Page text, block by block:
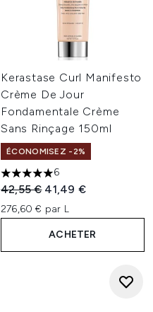
Kerastase Curl Manifesto
Crème De Jour
Fondamentale Crème
Sans Rinçage 150ml
ÉCONOMISEZ -2%
5 étoiles sur un maximum de
6
Prix de vente :
42,55 € Prix ​​actuel :
41,49 €
276,60 € par L
ACHETER